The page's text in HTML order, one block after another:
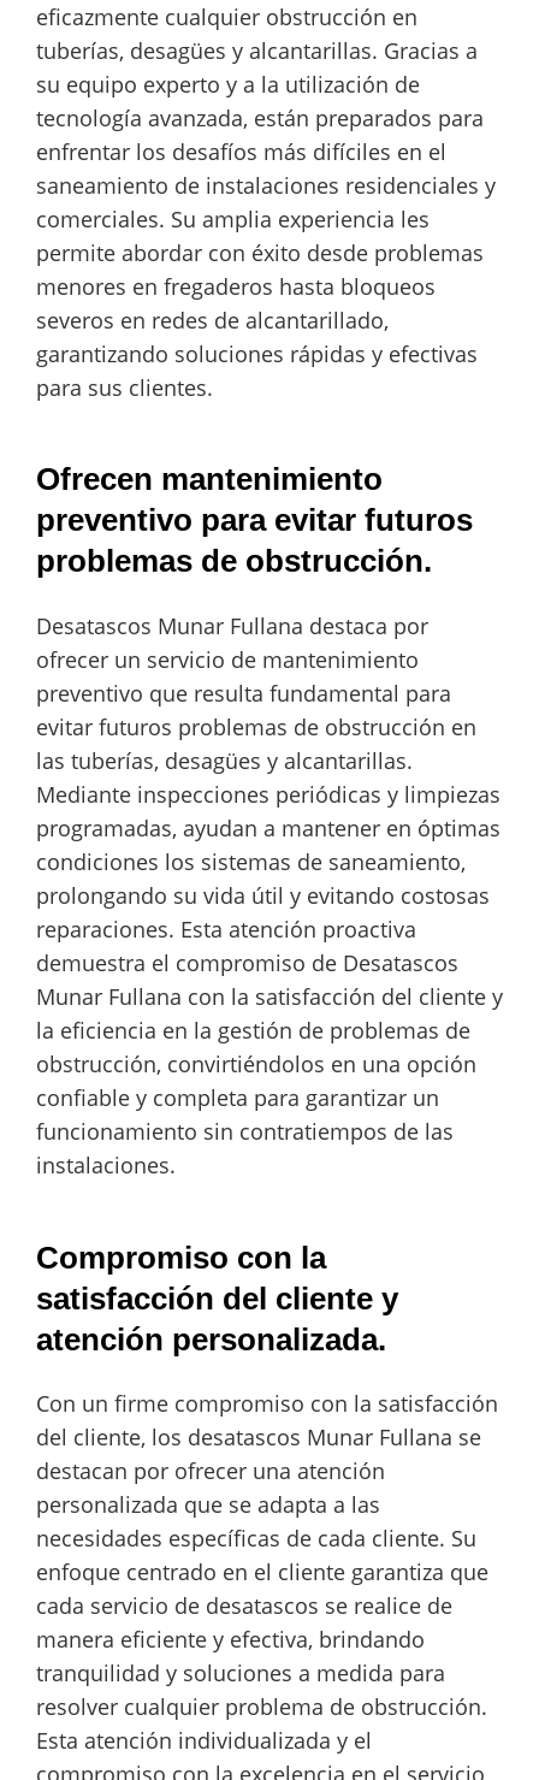
eficazmente cualquier obstrucción en
tuberías, desagües y alcantarillas. Gracias a
su equipo experto y a la utilización de
tecnología avanzada, están preparados para
enfrentar los desafíos más difíciles en el
saneamiento de instalaciones residenciales y
comerciales. Su amplia experiencia les
permite abordar con éxito desde problemas
menores en fregaderos hasta bloqueos
severos en redes de alcantarillado,
garantizando soluciones rápidas y efectivas
para sus clientes.
Ofrecen mantenimiento
preventivo para evitar futuros
problemas de obstrucción.
Desatascos Munar Fullana destaca por
ofrecer un servicio de mantenimiento
preventivo que resulta fundamental para
evitar futuros problemas de obstrucción en
las tuberías, desagües y alcantarillas.
Mediante inspecciones periódicas y limpiezas
programadas, ayudan a mantener en óptimas
condiciones los sistemas de saneamiento,
prolongando su vida útil y evitando costosas
reparaciones. Esta atención proactiva
demuestra el compromiso de Desatascos
Munar Fullana con la satisfacción del cliente y
la eficiencia en la gestión de problemas de
obstrucción, convirtiéndolos en una opción
confiable y completa para garantizar un
funcionamiento sin contratiempos de las
instalaciones.
Compromiso con la
satisfacción del cliente y
atención personalizada.
Con un firme compromiso con la satisfacción
del cliente, los desatascos Munar Fullana se
destacan por ofrecer una atención
personalizada que se adapta a las
necesidades específicas de cada cliente. Su
enfoque centrado en el cliente garantiza que
cada servicio de desatascos se realice de
manera eficiente y efectiva, brindando
tranquilidad y soluciones a medida para
resolver cualquier problema de obstrucción.
Esta atención individualizada y el